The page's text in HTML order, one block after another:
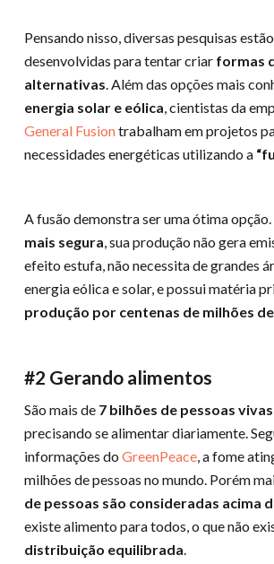
Pensando nisso, diversas pesquisas
desenvolvidas para tentar criar formas
alternativas. Além das opções mais
energia solar e eólica, cientistas da
General Fusiontrabalham em projetos
necessidades energéticas utilizando a
A fusão demonstra ser uma ótima
mais segura, sua produção não gera
efeito estufa, não necessita de grandes
energia eólica e solar, e possui matéria
produção por centenas de milhões
#2 Gerando alimentos
São mais de 7 bilhões de pessoas
precisando se alimentar diariamente.
informações doGreenPeace, a fome
milhões de pessoas no mundo. Porém
de pessoas são consideradas acima
existe alimento para todos, o que não
distribuição equilibrada.